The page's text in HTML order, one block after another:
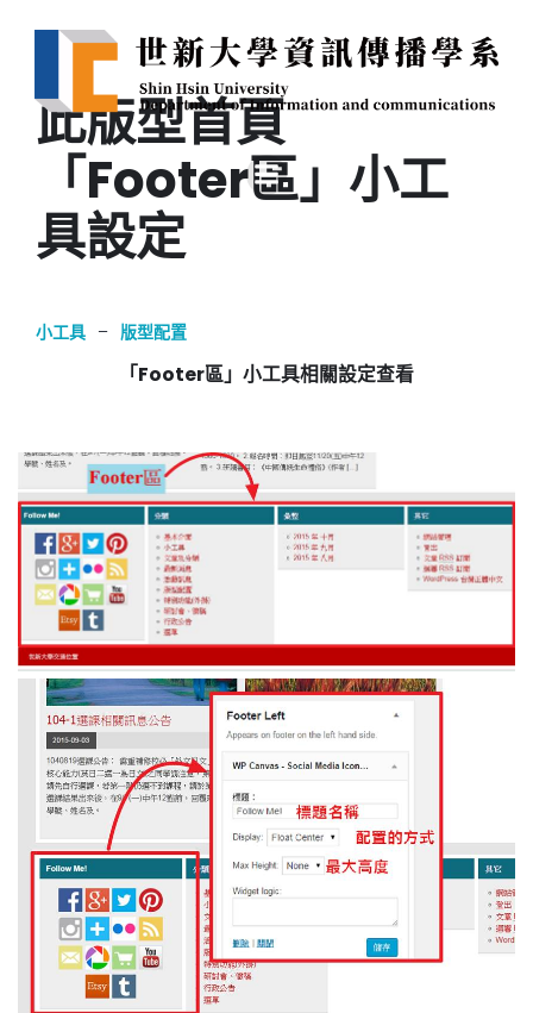
此版型首頁
「Footer區」小工
具設定
小工具 – 版型配置
「Footer區」小工具相關設定查看